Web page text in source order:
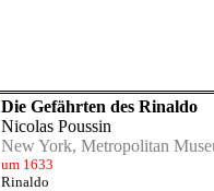
Die Gefährten des Rinaldo
Nicolas Poussin
New York, Metropolitan
um 1633
Rinaldo